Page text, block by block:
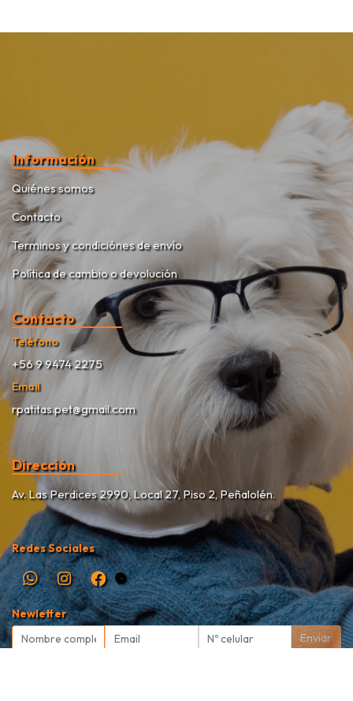
Información
Quiénes somos
Contacto
Terminos y condiciónes de envío
Política de cambio o devolución
Contacto
Teléfono
+56 9 9474 2275
Email
rpatitas.pet@gmail.com
Dirección
Av. Las Perdices 2990, Local 27, Piso 2, Peñalolén.
Redes Sociales
Newletter
Enviar